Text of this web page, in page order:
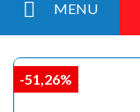
MENU
-51,26%